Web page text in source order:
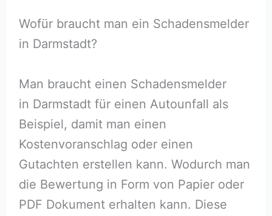
Wofür braucht man ein Schadensmelder
in Darmstadt?
Man braucht einen Schadensmelder
in Darmstadt für einen Autounfall als
Beispiel, damit man einen
Kostenvoranschlag oder einen
Gutachten erstellen kann. Wodurch man
die Bewertung in Form von Papier oder
PDF Dokument erhalten kann. Diese